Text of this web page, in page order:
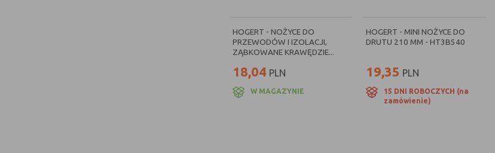
HOGERT - NOŻYCE DO
PRZEWODÓW I IZOLACJI,
ZĄBKOWANE KRAWĘDZIE...
18,04 PLN
W MAGAZYNIE
HOGERT - MINI NOŻYCE DO
DRUTU 210 MM - HT3B540
19,35 PLN
15 DNI ROBOCZYCH (na
zamówienie)